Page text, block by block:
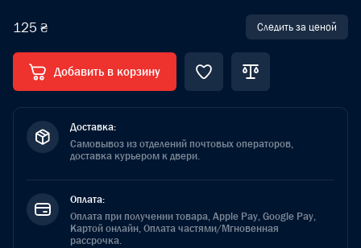
125 ₴ Следить за ценой
Добавить в корзину
Доставка:
Самовывоз из отделений почтовых операторов,
доставка курьером к двери.
Оплата:
Оплата при получении товара, Apple Pay, Google Pay,
Картой онлайн, Оплата частями/Мгновенная
рассрочка.